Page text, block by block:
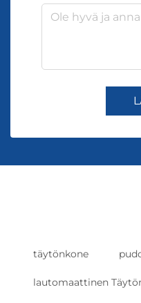
täytönkone
lautomaattinen